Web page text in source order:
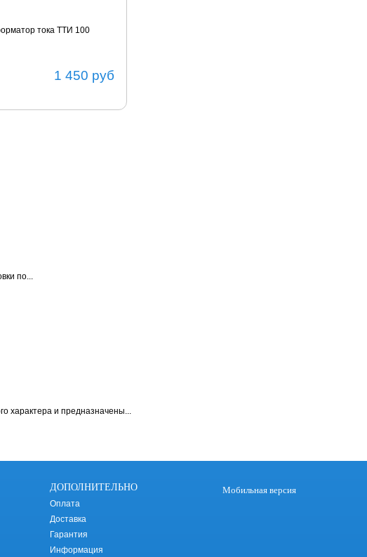
тока ТТИ 100
1 450 руб
по...
характера и предназначены...
ДОПОЛНИТЕЛЬНО
Оплата
Доставка
Гарантия
Информация
Мобильная версия